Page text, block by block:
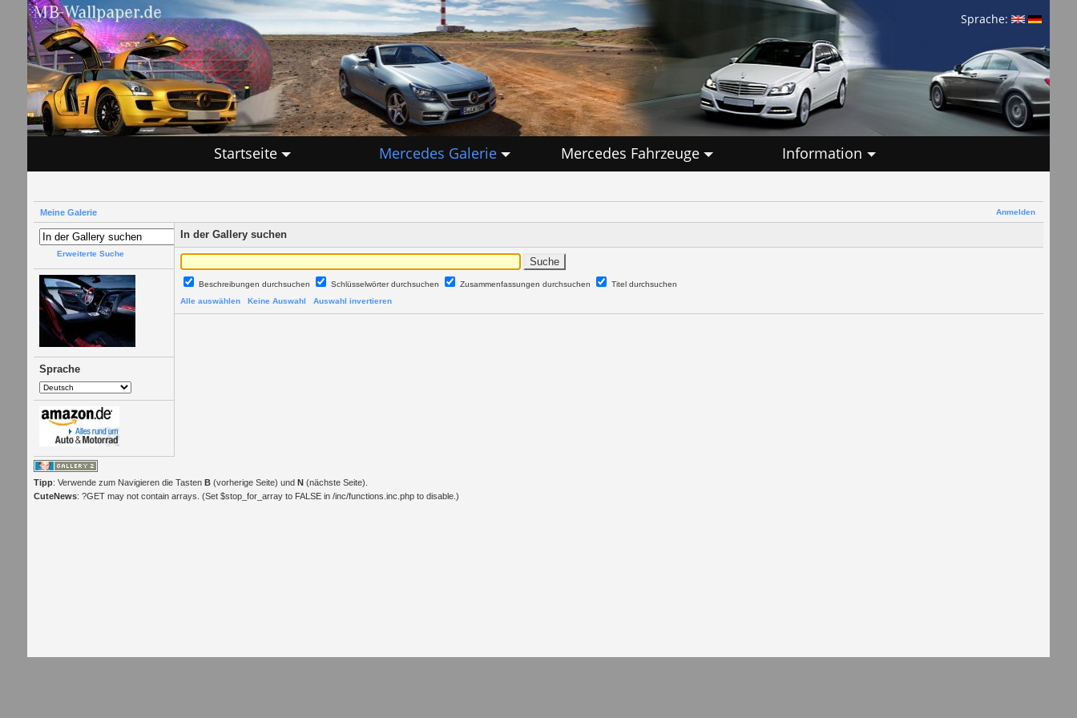
Sprache:
Startseite Mercedes Galerie Mercedes Fahrzeuge Information
Anmelden
Meine Galerie
Erweiterte Suche
Sprache
In der Gallery suchen
Beschreibungen durchsuchen Schlüsselwörter durchsuchen Zusammenfassungen durchsuchen
Titel durchsuchen
Alle auswählen
Keine Auswahl Auswahl invertieren
Tipp: Verwende zum Navigieren die Tasten B(vorherige Seite) und N(nächste Seite).
CuteNews: ?GET may not contain arrays. (Set $stop_for_array to FALSE in /inc/functions.inc.php to disable.)